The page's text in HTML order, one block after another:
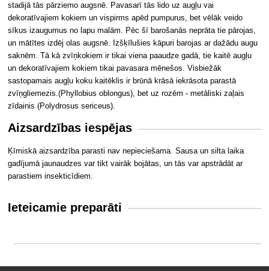
stadijā tās pārziemo augsnē. Pavasarī tās lido uz augļu vai
dekoratīvajiem kokiem un vispirms apēd pumpurus, bet vēlāk veido
sīkus izaugumus no lapu malām. Pēc šī barošanās neprāta tie pārojas,
un mātītes izdēj olas augsnē. Izšķīlušies kāpuri barojas ar dažādu augu
saknēm. Tā kā zvīņkokiem ir tikai viena paaudze gadā, tie kaitē augļu
un dekoratīvajiem kokiem tikai pavasara mēnešos. Visbiežāk
sastopamais augļu koku kaitēklis ir brūnā krāsā iekrāsota parastā
zvīņgliemezis.(Phyllobius oblongus), bet uz rozēm - metāliski zaļais
zīdainis (Polydrosus sericeus).
Aizsardzības iespējas
Ķīmiskā aizsardzība parasti nav nepieciešama. Sausa un silta laika
gadījumā jaunaudzes var tikt vairāk bojātas, un tās var apstrādāt ar
parastiem insekticīdiem.
Ieteicamie preparāti